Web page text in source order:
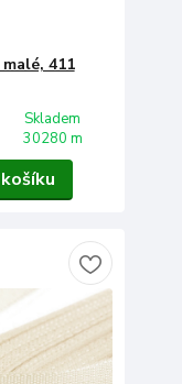
411
Skladem
30280 m